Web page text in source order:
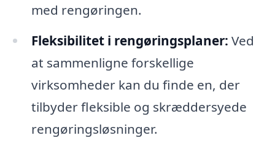
med rengøringen.
Fleksibilitet i rengøringsplaner: Ved
at sammenligne forskellige
virksomheder kan du finde en, der
tilbyder fleksible og skræddersyede
rengøringsløsninger.